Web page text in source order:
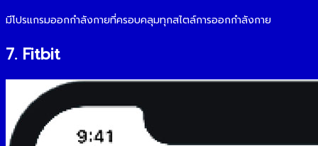
มีโปรแกรมออกกำลังกายที่ครอบคลุมทุกสไตล์การออกกำลังกาย
7. Fitbit